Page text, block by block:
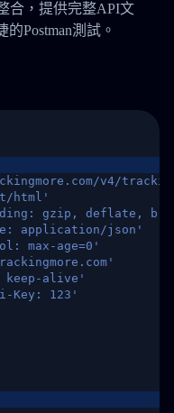
合，提供完整API文
Postman測試。
v4/trackings/
html'
gzip, deflate,
application/json'
max-age=0'
keep-alive'
Key: 123'